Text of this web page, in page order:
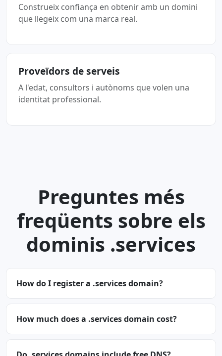
Construeix confiança en obtenir amb un domini
que llegeix com una marca real.
Proveïdors de serveis
A l'edat, consultors i autònoms que volen una
identitat professional.
Preguntes més
freqüents sobre els
dominis .services
How do I register a .services domain?
How much does a .services domain cost?